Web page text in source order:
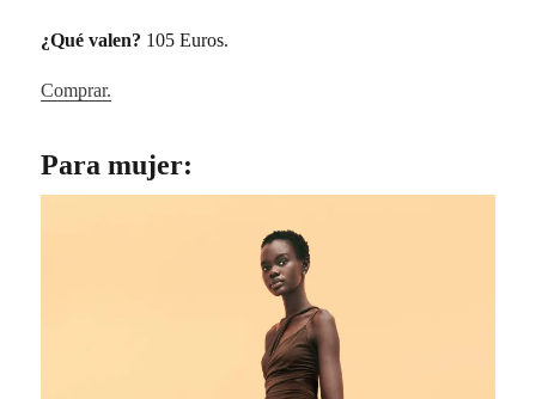
¿Qué valen? 105 Euros.
Comprar.
Para mujer: